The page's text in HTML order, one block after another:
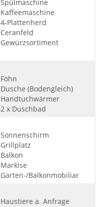
Spülmaschine
Kaffeemaschine
4-Plattenherd
Ceranfeld
Gewürzsortiment
Föhn
Dusche (Bodengleich)
Handtuchwärmer
2 x Duschbad
Sonnenschirm
Grillplatz
Balkon
Markise
Garten-/Balkonmobiliar
Haustiere a. Anfrage